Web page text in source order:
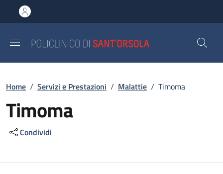
al contenuto principale
to footer content
Briciole di pane
Home / Servizi e Prestazioni / Malattie / Timoma
Timoma
Condividi